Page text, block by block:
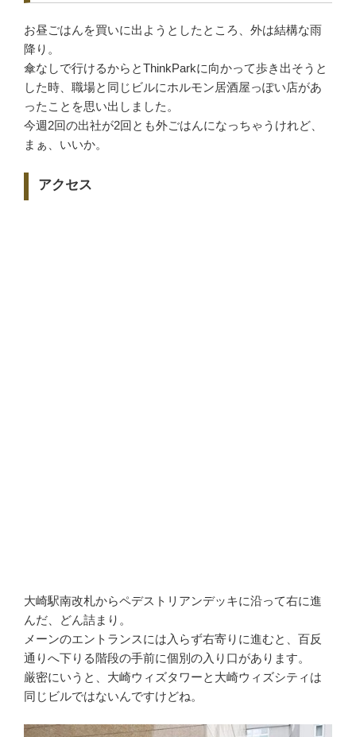
お昼ごはんを買いに出ようとしたところ、外は結構な雨
降り。
傘なしで行けるからとThinkParkに向かって歩き出そうと
した時、職場と同じビルにホルモン居酒屋っぽい店があ
ったことを思い出しました。
今週2回の出社が2回とも外ごはんになっちゃうけれど、
まぁ、いいか。
アクセス
大崎駅南改札からペデストリアンデッキに沿って右に進
んだ、どん詰まり。
メーンのエントランスには入らず右寄りに進むと、百反
通りへ下りる階段の手前に個別の入り口があります。
厳密にいうと、大崎ウィズタワーと大崎ウィズシティは
同じビルではないんですけどね。